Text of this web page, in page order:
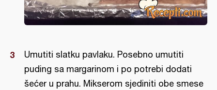
Umutiti slatku pavlaku. Posebno umutiti
puding sa margarinom i po potrebi dodati
šećer u prahu. Mikserom sjediniti obe smese